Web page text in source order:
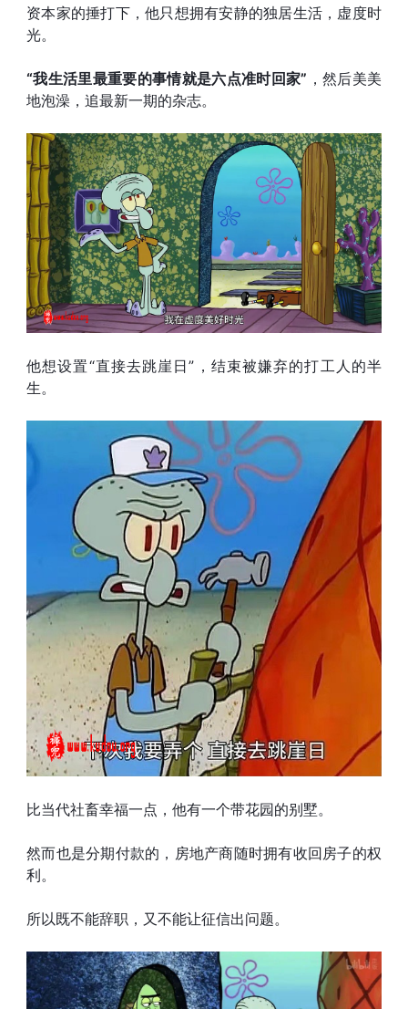
资本家的捶打下，他只想拥有安静的独居生活，虚度时
光。
“我生活里最重要的事情就是六点准时回家” ，然后美美
地泡澡，追最新一期的杂志。
他想设置“直接去跳崖日”，结束被嫌弃的打工人的半
生。
比当代社畜幸福一点，他有一个带花园的别墅。
然而也是分期付款的，房地产商随时拥有收回房子的权
利。
所以既不能辞职，又不能让征信出问题。